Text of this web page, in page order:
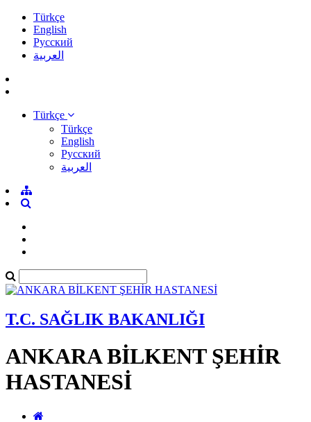
Türkçe
English
Pусский
العربية
Türkçe
Türkçe
English
Pусский
العربية
T.C. SAĞLIK BAKANLIĞI
ANKARA BİLKENT ŞEHİR
HASTANESİ